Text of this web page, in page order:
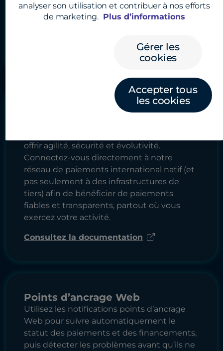
ainsi à vos utilisateurs d’effectuer des
transactions de paiement internationales
offrir agilité, sécurité et évolutivité.
Connectez-vous directement à notre
réseau de paiements international natif (et
pas seulement à des infrastructures de
tiers) afin de bénéficier de paiements
fiables et transparents, partout où vous
exercez votre activité.
Consultez la documentation
Points d’ancrage Web
Utilisez les notifications points d’ancrage
Web pour suivre automatiquement le
statut des paiements et des financements,
puis détecter les problèmes avant qu’ils ne
analyser son utilisation et contribuer à nos efforts
de marketing. Plus d’informations
Gérer les
cookies
Accepter tous
les cookies